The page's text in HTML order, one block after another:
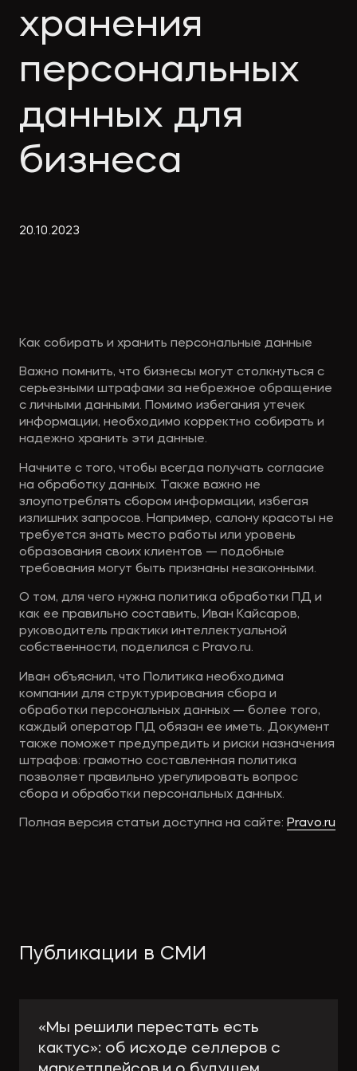
правоПолезные
материалы
Статьи
хранения
персональных
данных для
бизнеса
20.10.2023
Как собирать и хранить персональные данные
Важно помнить, что бизнесы могут столкнуться с
серьезными штрафами за небрежное обращение
с личными данными. Помимо избегания утечек
информации, необходимо корректно собирать и
надежно хранить эти данные.
Начните с того, чтобы всегда получать согласие
на обработку данных. Также важно не
злоупотреблять сбором информации, избегая
излишних запросов. Например, салону красоты не
требуется знать место работы или уровень
образования своих клиентов — подобные
требования могут быть признаны незаконными.
О том, для чего нужна политика обработки ПД и
как ее правильно составить, Иван Кайсаров,
руководитель практики интеллектуальной
собственности, поделился с Pravo.ru.
Иван объяснил, что Политика необходима
компании для структурирования сбора и
обработки персональных данных — более того,
каждый оператор ПД обязан ее иметь. Документ
также поможет предупредить и риски назначения
штрафов: грамотно составленная политика
позволяет правильно урегулировать вопрос
сбора и обработки персональных данных.
Полная версия статьи доступна на сайте: Pravo.ru
Публикации в СМИ
«Мы решили перестать есть
кактус»: об исходе селлеров с